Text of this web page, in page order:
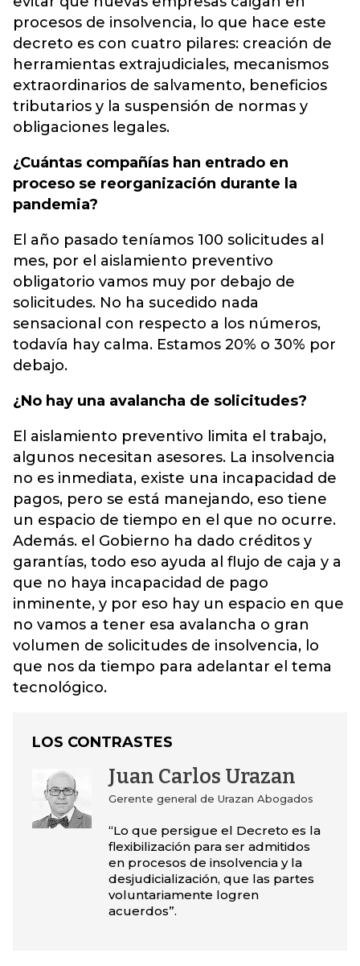
procesos de insolvencia, lo que hace este
decreto es con cuatro pilares: creación de
herramientas extrajudiciales, mecanismos
extraordinarios de salvamento, beneficios
tributarios y la suspensión de normas y
obligaciones legales.
¿Cuántas compañías han entrado en
proceso se reorganización durante la
pandemia?
El año pasado teníamos 100 solicitudes al
mes, por el aislamiento preventivo
obligatorio vamos muy por debajo de
solicitudes. No ha sucedido nada
sensacional con respecto a los números,
todavía hay calma. Estamos 20% o 30% por
debajo.
¿No hay una avalancha de solicitudes?
El aislamiento preventivo limita el trabajo,
algunos necesitan asesores. La insolvencia
no es inmediata, existe una incapacidad de
pagos, pero se está manejando, eso tiene
un espacio de tiempo en el que no ocurre.
Además. el Gobierno ha dado créditos y
garantías, todo eso ayuda al flujo de caja y a
que no haya incapacidad de pago
inminente, y por eso hay un espacio en que
no vamos a tener esa avalancha o gran
volumen de solicitudes de insolvencia, lo
que nos da tiempo para adelantar el tema
tecnológico.
LOS CONTRASTES
Juan Carlos Urazan
Gerente general de Urazan Abogados
“Lo que persigue el Decreto es la
flexibilización para ser admitidos
en procesos de insolvencia y la
desjudicialización, que las partes
voluntariamente logren
acuerdos”.